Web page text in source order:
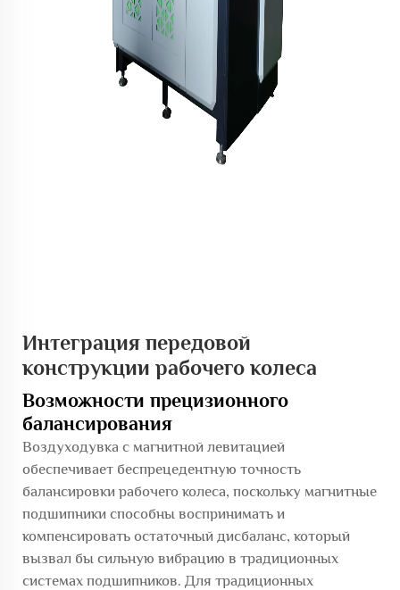
Интеграция передовой
конструкции рабочего колеса
Возможности прецизионного
балансирования
Воздуходувка с магнитной левитацией
обеспечивает беспрецедентную точность
балансировки рабочего колеса, поскольку магнитные
подшипники способны воспринимать и
компенсировать остаточный дисбаланс, который
вызвал бы сильную вибрацию в традиционных
системах подшипников. Для традиционных